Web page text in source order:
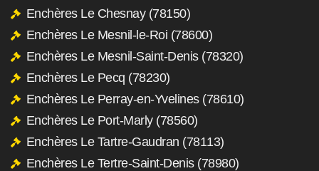
Enchères Le Chesnay (78150)
Enchères Le Mesnil-le-Roi (78600)
Enchères Le Mesnil-Saint-Denis (78320)
Enchères Le Pecq (78230)
Enchères Le Perray-en-Yvelines (78610)
Enchères Le Port-Marly (78560)
Enchères Le Tartre-Gaudran (78113)
Enchères Le Tertre-Saint-Denis (78980)